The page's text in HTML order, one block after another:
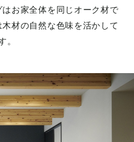
お家全体を同じオーク材で
材の自然な色味を活かして
。